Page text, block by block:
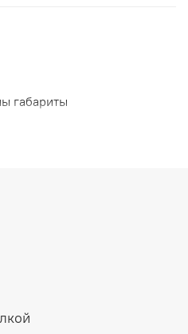
габариты
выбор по образцам.